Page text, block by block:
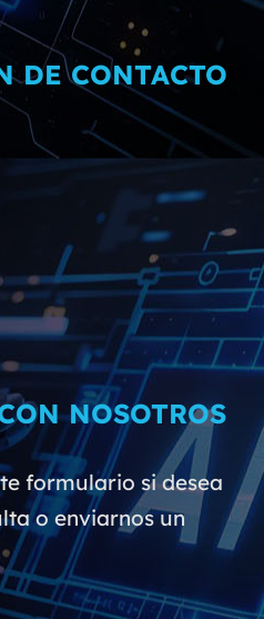
DE CONTACTO
NOSOTROS
formulario si desea
o enviarnos un